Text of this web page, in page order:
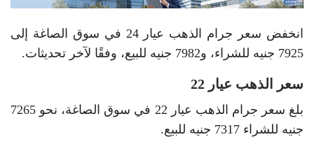
انخفض سعر جرام الذهب عيار 24 في سوق الصاغة إلى
7925 جنيه للشراء، و7982 جنيه للبيع، وفقًا لآخر تحديثات.
سعر الذهب عيار 22
بلغ سعر جرام الذهب عيار 22 في سوق الصاغة، نحو 7265
جنيه للشراء 7317 جنيه للبيع.